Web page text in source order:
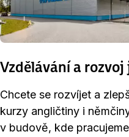
Vzdělávání a
Chcete se rozvíjet a
kurzy angličtiny i
v budově, kde